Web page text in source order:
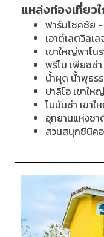
แหล่งท่องเที่ยว
ฟาร์มโชคชัย
เอาต์เลตวิลเ
เขาใหญ่พาโน
พรีโม เพียซซ่
น้ำผุด น้ำพุธร
ปาลิโอ เขาให
โบนันซ่า เขา
อุทยานแห่งชา
สวนสนุกซีนิค